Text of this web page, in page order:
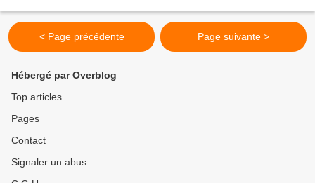
< Page précédente Page suivante >
Hébergé par Overblog
Top articles
Pages
Contact
Signaler un abus